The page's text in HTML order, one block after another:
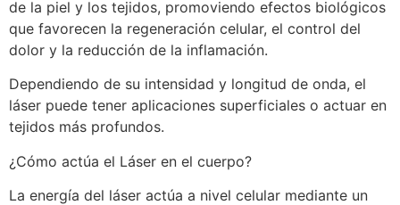
de la piel y los tejidos, promoviendo efectos biológicos
que favorecen la regeneración celular, el control del
dolor y la reducción de la inflamación.
Dependiendo de su intensidad y longitud de onda, el
láser puede tener aplicaciones superficiales o actuar en
tejidos más profundos.
¿Cómo actúa el Láser en el cuerpo?
La energía del láser actúa a nivel celular mediante un